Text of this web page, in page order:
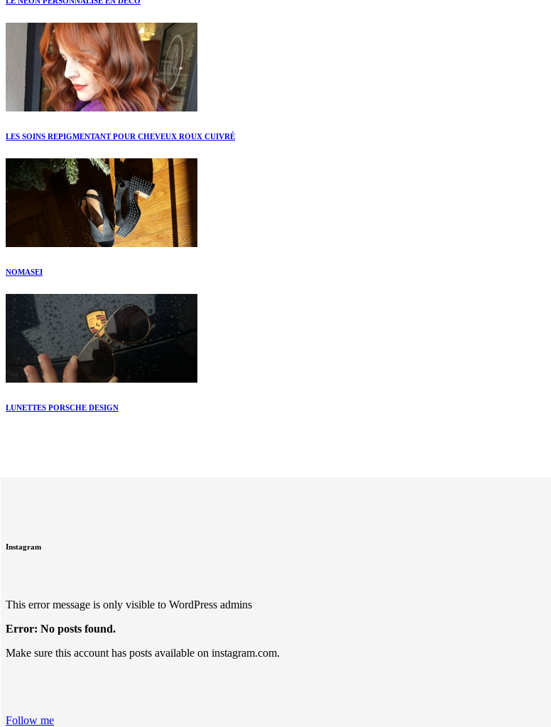
LES SOINS REPIGMENTANT POUR CHEVEUX ROUX CUIVRÉ
NOMASEI
LUNETTES PORSCHE DESIGN
Instagram
This error message is only visible to WordPress admins
Error: No posts found.
Make sure this account has posts available on instagram.com.
Follow me